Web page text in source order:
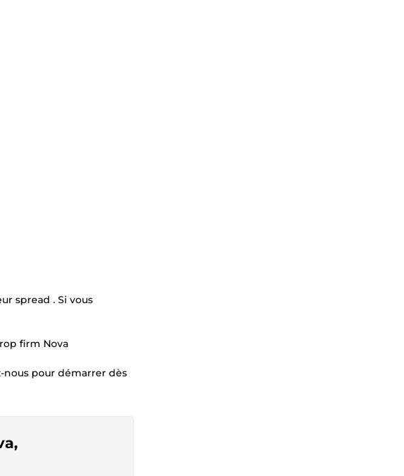
spread . Si vous
firm Nova
nous pour démarrer dès